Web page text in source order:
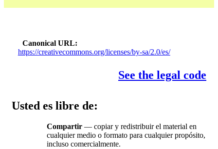
Canonical URL
https://creativecommons.org/licenses/by-sa/2.0/es/
See the legal code
Usted es libre de:
Compartir — copiar y redistribuir el material en
cualquier medio o formato para cualquier propósito,
incluso comercialmente.